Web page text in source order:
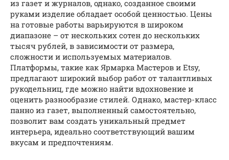
из газет и журналов, однако, созданное своими
руками изделие обладает особой ценностью. Цены
на готовые работы варьируются в широком
диапазоне – от нескольких сотен до нескольких
тысяч рублей, в зависимости от размера,
сложности и используемых материалов.
Платформы, такие как Ярмарка Мастеров и Etsy,
предлагают широкий выбор работ от талантливых
рукодельниц, где можно найти вдохновение и
оценить разнообразие стилей. Однако, мастер-класс
панно из газет, выполненный самостоятельно,
позволит вам создать уникальный предмет
интерьера, идеально соответствующий вашим
вкусам и предпочтениям.